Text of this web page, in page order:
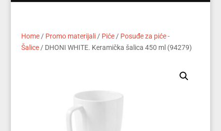
Home/ Promo materijali/ Piće/ Posuđe za piće -
Šalice/ DHONI WHITE. Keramička šalica 450 ml (94279)